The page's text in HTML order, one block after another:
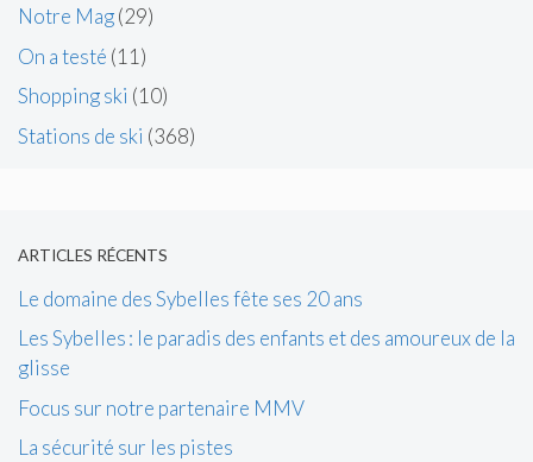
Notre Mag(29)
On a testé (11)
Shopping ski (10)
Stations de ski (368)
ARTICLES RÉCENTS
Le domaine des Sybelles fête ses 20 ans
Les Sybelles : le paradis des enfants et des amoureux de la
glisse
Focus sur notre partenaire MMV
La sécurité sur les pistes